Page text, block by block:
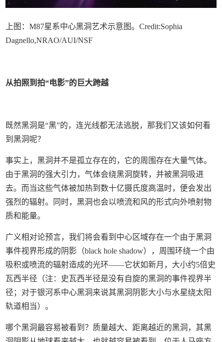
上图：M87星系中心黑洞艺术示意图。Credit:Sophia
Dagnello,NRAO/AUI/NSF
从拍照到拍“电影”的 巨大跨越
既然黑洞是“黑”的，连光线都无法逃脱，那我们又该如何看
到黑洞呢？
事实上，黑洞并不是孤立存在的，它的周围存在大量气体。
由于黑洞的强大引力，气体会绕黑洞旋转，并被黑洞吸进
去。而当这些气体被加热到数十亿摄氏度高温时，便会发出
强烈的辐射。同时，黑洞也会以喷流和风的形式向外喷射物
质和能量。
广义相对论预言，我们将会看到中心区域存在一个由于黑洞
事件视界形成的阴影（black hole shadow），周围环绕一个由
吸积或喷流的辐射造成的光环——它状如新月，大小约5倍史
瓦西半径（注：史瓦西半径是没有自旋的黑洞的事件视界半
径；对于银河系中心黑洞来说其黑洞阴影大小与水星绕太阳
轨道相当）。
哪个黑洞最容易被看到？质量越大、距离越近的黑洞，其黑